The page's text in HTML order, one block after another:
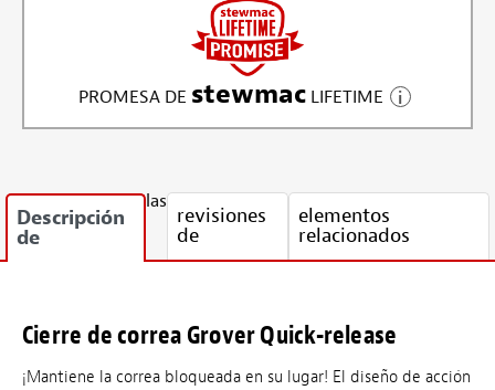
PROMESA DE stewmacLIFETIME
Descripción
de
las
revisiones
de
elementos
relacionados
Cierre de correa Grover Quick-release
¡Mantiene la correa bloqueada en su lugar! El diseño de acción